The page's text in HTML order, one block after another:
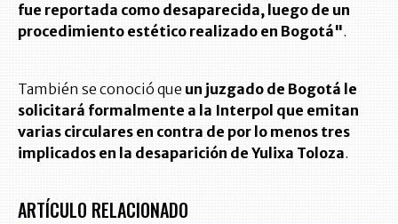
fue reportada como desaparecida, luego de un
procedimiento estético realizado en Bogotá".
También se conoció que un juzgado de Bogotá le
solicitará formalmente a la Interpol que emitan
varias circulares en contra de por lo menos tres
implicados en la desaparición de Yulixa Toloza.
ARTÍCULO RELACIONADO